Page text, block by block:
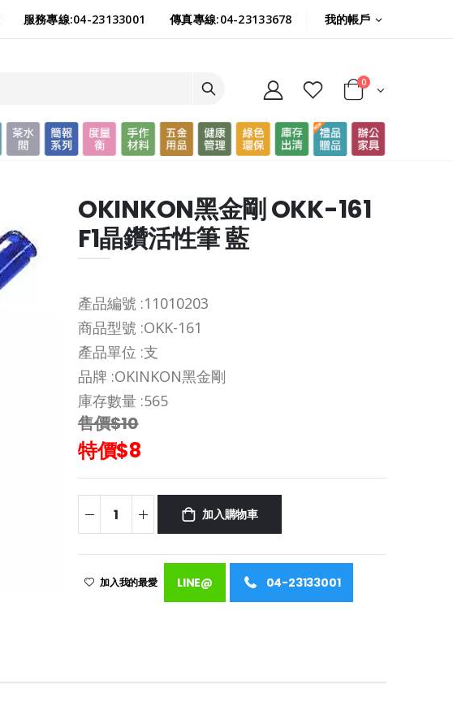
服務專線:04-23133001 傳真專線:04-23133678 我的帳戶
0
OKINKON黑金剛 OKK-161
F1晶鑽活性筆 藍
產品編號 :11010203
商品型號 :OKK-161
產品單位 :支
品牌 :OKINKON黑金剛
庫存數量 :565
售價$10
特價$8
加入購物車
加入我的最愛 LINE@ 04-23133001